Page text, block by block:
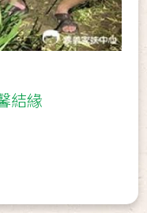
結緣